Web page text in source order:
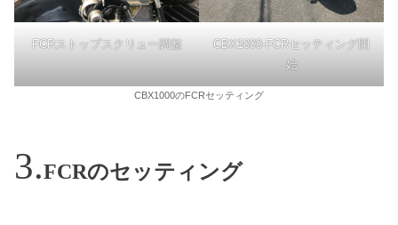
FCRストップスクリュー調整
CBX1000-FCRセッティング開
始
CBX1000のFCRセッティング
FCRのセッティング